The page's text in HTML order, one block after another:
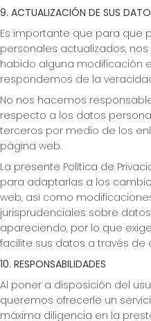
9. ACTUALIZACIÓN DE SUS
Es importante que para que
personales actualizados,
habido alguna modificación
respondemos de la
No nos hacemos
respecto a los datos
terceros por medio de los
página web.
La presente Política de
para adaptarlas a los
web, así como
jurisprudenciales sobre
apareciendo, por lo que
facilite sus datos a través de
10. RESPONSABILIDADES
Al poner a disposición del
queremos ofrecerle un
máxima diligencia en la